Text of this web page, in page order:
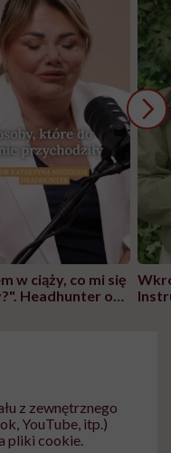
w ciąży, co mi się
Headhunter o
z zewnętrznego
YouTube, itp.)
pliki cookie.